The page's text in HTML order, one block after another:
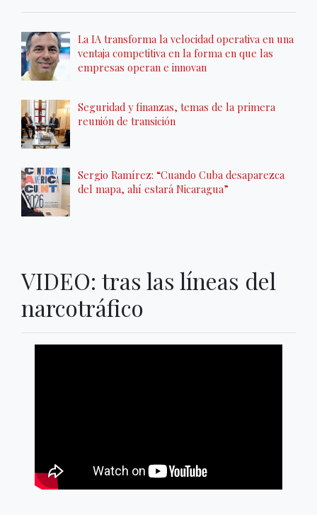
La IA transforma la velocidad operativa en una
ventaja competitiva en la forma en que las
empresas operan e innovan
Seguridad y finanzas, temas de la primera
reunión de transición
Sergio Ramírez: “Cuando Cuba desaparezca
del mapa, ahí estará Nicaragua”
VIDEO: tras las líneas del
narcotráfico